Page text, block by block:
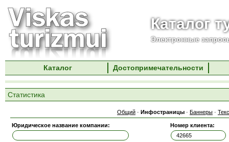
Каталог
Электронные
Каталог Достопримечательности
Статистика
Общий · Инфостраницы · Баннеры ·
Юридическое название компании: Номер клиента: